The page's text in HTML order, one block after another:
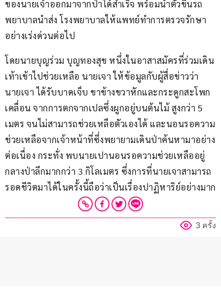
ของนายเจ้าออกมาจากป่าได้สำเร็จ พร้อมนำตัวขึ้นรถ
พยาบาลนำส่ง โรงพยาบาลให้แพทย์ทำการตรวจรักษา
อย่างเร่งด่วนต่อไป
โดยนายบุญร่วม บุญทองสุข หนึ่งในอาสาสมัครที่ร่วมเดิน
เท้าเข้าไปช่วยเหลือ นายเจา ให้ข้อมูลกับผู้สื่อข่าวว่า
นายเจา ได้รับบาดเจ็บ ขาข้างขวาหักและกระดูกสะโพก
เคลื่อน จากการตกจากเปลซึ่งผูกอยู่บนต้นไม้ สูงกว่า 5
เมตร จนไม่สามารถช่วยเหลือตัวเองได้ และนอนรอความ
ช่วยเหลือจากเจ้าหน้าที่ซึ่งพยายามเดินป่าค้นหามาอย่าง
ต่อเนื่อง กระทั่ง พบนายเปานอนรอความช่วยเหลืออยู่
กลางป่าลึกมากกว่า 3 กิโลเมตร ซึ่งการที่นายเจาสามารถ
รอดชีวิตมาได้ในครั้งนี้ถือว่าเป็นเรื่องปาฏิหาริย์อย่างมาก
3 ครั้ง